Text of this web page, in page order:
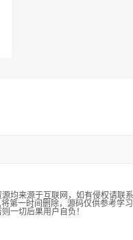
均来源于互联网，如有侵权请联
第一时间删除，源码仅供参考学
一切后果用户自负！